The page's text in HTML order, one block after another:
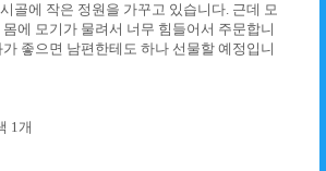
골에 작은 정원을 가꾸고 있습니다. 근데 모
에 모기가 물려서 너무 힘들어서 주문합니
좋으면 남편한테도 하나 선물할 예정입니
1개